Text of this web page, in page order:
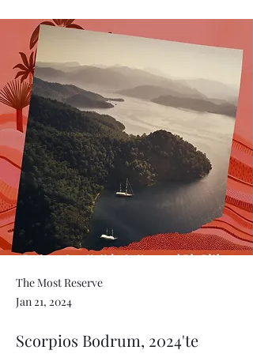
The Most Reserve
Jan 21, 2024
Scorpios Bodrum, 2024'te